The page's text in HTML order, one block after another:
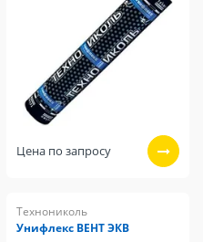
Цена по запросу
Технониколь
Унифлекс ВЕНТ ЭКВ